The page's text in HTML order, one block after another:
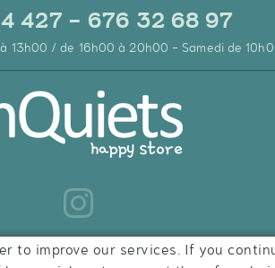
427 - 676 32 68 97
13h00 / de 16h00 à 20h00 - Samedi de
to improve our services. If you